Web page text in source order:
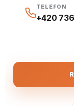
TELEFON
+420